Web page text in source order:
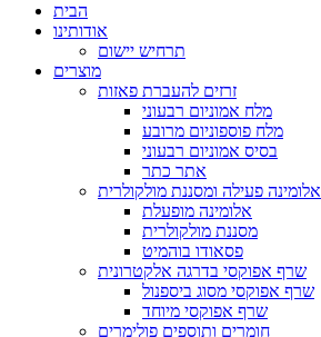
הבית
אודותינו
תרחיש יישום
מוצרים
זרזים להעברת פאזות
מלח אמוניום רבעוני
מלח פוספוניום מרובע
בסיס אמוניום רבעוני
אתר כתר
אלומינה פעילה ומסננת מולקולרית
אלומינה מופעלת
מסננת מולקולרית
פסאודו בוהמיט
שרף אפוקסי בדרגה אלקטרונית
שרף אפוקסי מסוג ביספנול
שרף אפוקסי מיוחד
חומרים ותוספים פולימרים